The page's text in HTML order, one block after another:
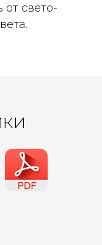
свето-